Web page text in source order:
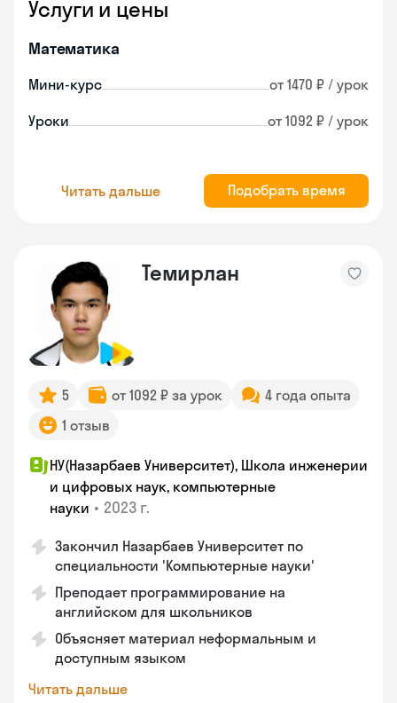
Услуги и цены
Математика
Мини-курс от 1470 ₽ / урок
Уроки от 1092 ₽ / урок
Читать дальше Подобрать время
Темирлан
5 от 1092 ₽ за урок
4 года опыта
1 отзыв
НУ(Назарбаев Университет), Школа инженерии
и цифровых наук, компьютерные
науки • 2023 г.
Закончил Назарбаев Университет по
специальности 'Компьютерные науки'
Преподает программирование на
английском для школьников
Объясняет материал неформальным и
доступным языком
Читать дальше